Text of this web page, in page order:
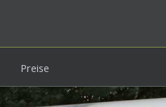
Preise